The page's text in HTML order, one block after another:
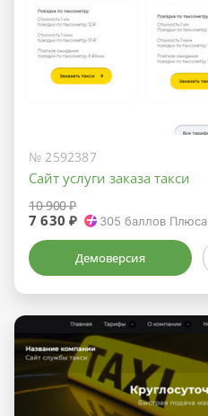
№ 2592387
Сайт услуги заказа такси
10 900 ₽
7 630 ₽ 305 баллов Плюса
Демоверсия